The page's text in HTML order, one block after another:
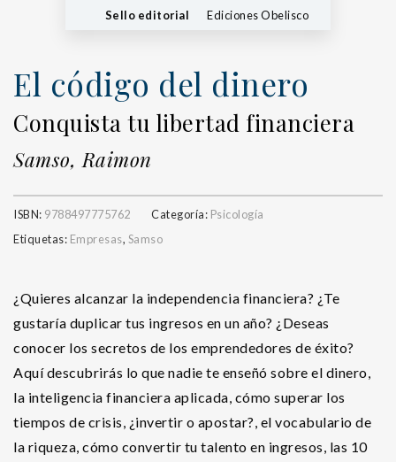
Sello editorial Ediciones Obelisco
El código del dinero
Conquista tu libertad financiera
Samso, Raimon
ISBN: 9788497775762 Categoría: Psicología
Etiquetas: Empresas, Samso
¿Quieres alcanzar la independencia financiera? ¿Te
gustaría duplicar tus ingresos en un año? ¿Deseas
conocer los secretos de los emprendedores de éxito?
Aquí descubrirás lo que nadie te enseñó sobre el dinero,
la inteligencia financiera aplicada, cómo superar los
tiempos de crisis, ¿invertir o apostar?, el vocabulario de
la riqueza, cómo convertir tu talento en ingresos, las 10